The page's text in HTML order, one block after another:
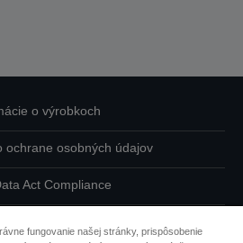
o výrobkoch
ochrane osobných údajov
Act Compliance
fungovanie našej stránky, prispôsobenie